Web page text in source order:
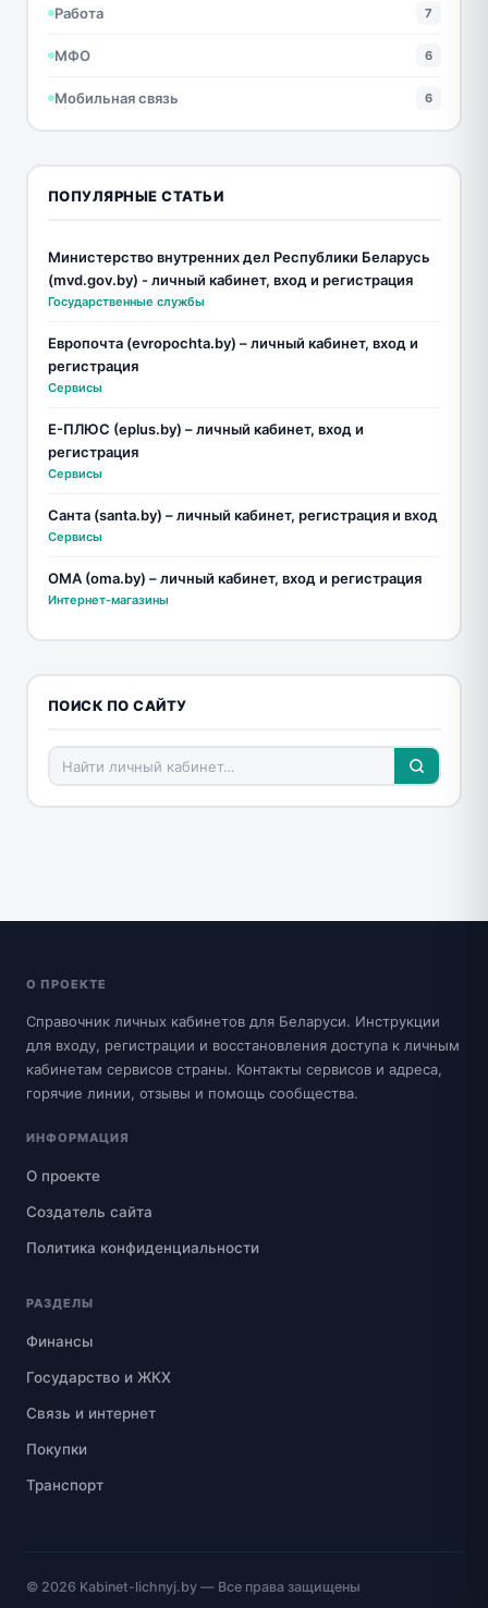
Работа 7
МФО 6
Мобильная связь 6
ПОПУЛЯРНЫЕ СТАТЬИ
Министерство внутренних дел Республики Беларусь
(mvd.gov.by) - личный кабинет, вход и регистрация
Государственные службы
Европочта (evropochta.by) – личный кабинет, вход и
регистрация
Сервисы
Е-ПЛЮС (eplus.by) – личный кабинет, вход и
регистрация
Сервисы
Санта (santa.by) – личный кабинет, регистрация и вход
Сервисы
ОМА (oma.by) – личный кабинет, вход и регистрация
Интернет-магазины
ПОИСК ПО САЙТУ
О ПРОЕКТЕ
Справочник личных кабинетов для Беларуси. Инструкции
для входу, регистрации и восстановления доступа к личным
кабинетам сервисов страны. Контакты сервисов и адреса,
горячие линии, отзывы и помощь сообщества.
ИНФОРМАЦИЯ
О проекте
Создатель сайта
Политика конфиденциальности
РАЗДЕЛЫ
Финансы
Государство и ЖКХ
Связь и интернет
Покупки
Транспорт
© 2026 Kabinet-lichnyj.by — Все права защищены